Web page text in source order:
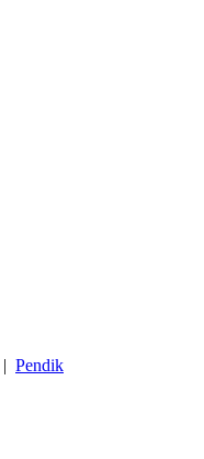
| Pendik